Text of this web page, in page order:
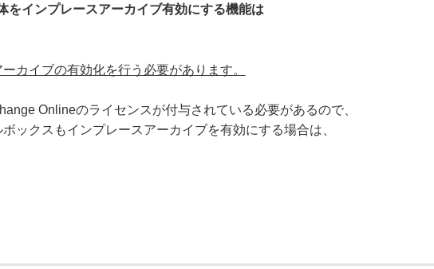
をインプレースアーカイブ有効にする機能は
カイブの有効化を行う必要があります。
Onlineのライセンスが付与されている必要があるので、
ックスもインプレースアーカイブを有効にする場合は、